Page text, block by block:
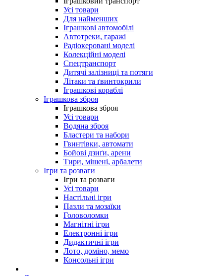
Усі товари
Для найменших
Іграшкові автомобілі
Автотреки, гаражі
Радіокеровані моделі
Колекційні моделі
Спецтранспорт
Дитячі залізниці та потяги
Літаки та ґвинтокрили
Іграшкові кораблі
Іграшкова зброя
Іграшкова зброя
Усі товари
Водяна зброя
Бластери та набори
Гвинтівки, автомати
Бойові дзиґи, арени
Тири, мішені, арбалети
Ігри та розваги
Ігри та розваги
Усі товари
Настільні ігри
Пазли та мозаїки
Головоломки
Магнітні ігри
Електронні ігри
Дидактичні ігри
Лото, доміно, мемо
Консольні ігри